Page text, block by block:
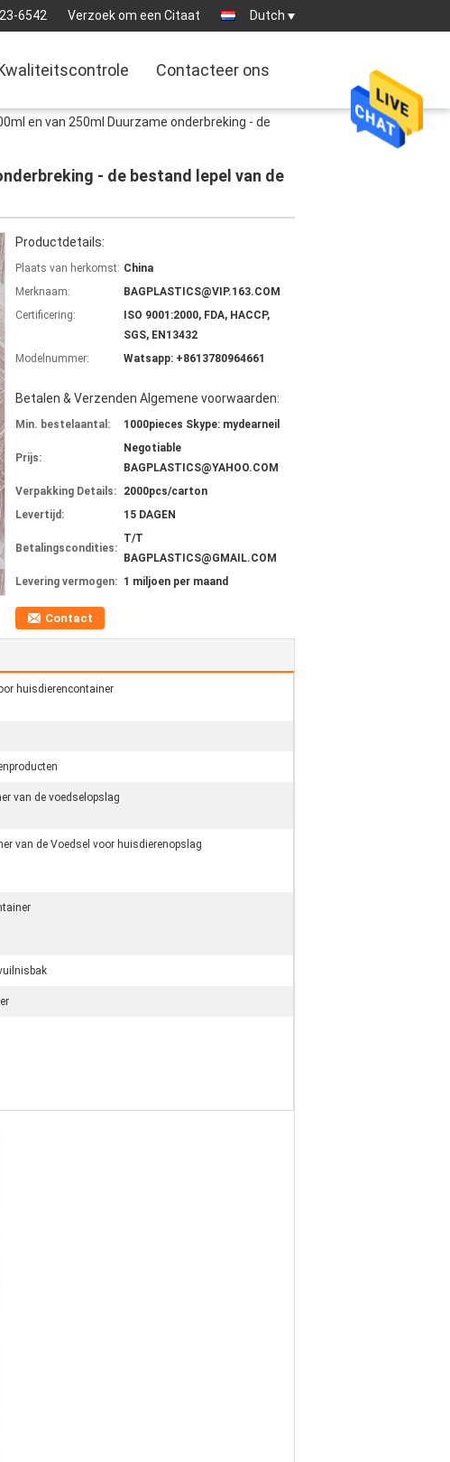
6542 Verzoek om een Citaat Dutch
Contacteer ons
en van 250ml Duurzame onderbreking - de
- de bestand lepel van de
Productdetails:
Plaats van herkomst: China
Merknaam:
BAGPLASTICS@VIP.163.COM
Certificering:
ISO 9001:2000, FDA, HACCP,
SGS, EN13432
Modelnummer:
Watsapp: +8613780964661
Betalen & Verzenden Algemene voorwaarden:
Min. bestelaantal: 1000pieces Skype: mydearneil
Prijs:
Negotiable
BAGPLASTICS@YAHOO.COM
Verpakking Details:
2000pcs/carton
Levertijd:
15 DAGEN
Betalingscondities:
T/T
BAGPLASTICS@GMAIL.COM
Levering vermogen: 1 miljoen per maand
Contact
huisdierencontainer
van de voedselopslag
van de Voedsel voor huisdierenopslag